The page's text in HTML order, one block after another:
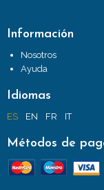
Información
Nosotros
Ayuda
Idiomas
ES EN FR IT
Métodos de